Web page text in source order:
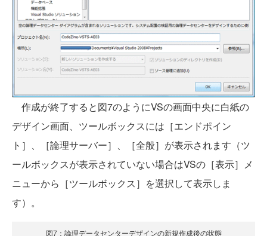
作成が終了すると図7のようにVSの画面中央に白紙の
デザイン画面、ツールボックスには［エンドポイン
ト］、［論理サーバー］、［全般］が表示されます（ツ
ールボックスが表示されていない場合はVSの［表示］メ
ニューから［ツールボックス］を選択して表示しま
す）。
図7：論理データセンターデザインの新規作成後の状態